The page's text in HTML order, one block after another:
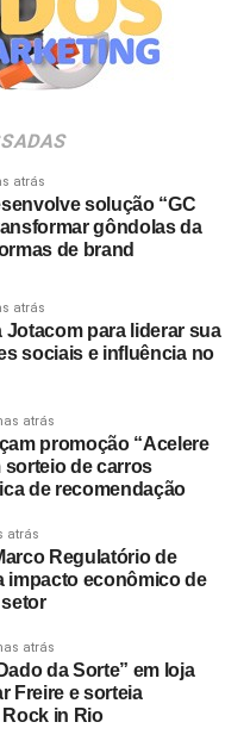
atrás
solução “GC
gôndolas da
de brand
atrás
Jotacom para liderar sua
sociais e influência no
atrás
promoção “Acelere
sorteio de carros
de recomendação
atrás
Regulatório de
impacto econômico de
atrás
da Sorte” em loja
Freire e sorteia
in Rio